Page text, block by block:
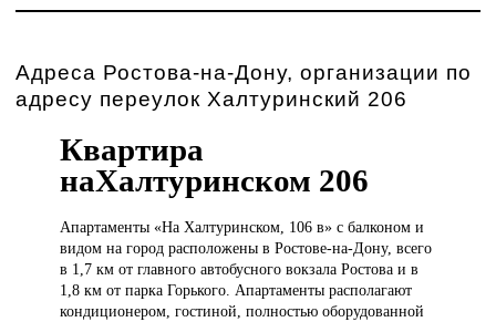
Адреса Ростова-на-Дону, организации по
адресу переулок Халтуринский 206
Квартира
наХалтуринском 206
Апартаменты «НаХалтуринском, 106 в» с балконом и
видом на город расположены в Ростове-на-Дону, всего
в 1,7 км от главного автобусного вокзала Ростова и в
1,8 км от парка Горького. Апартаменты располагают
кондиционером, гостиной, полностью оборудованной